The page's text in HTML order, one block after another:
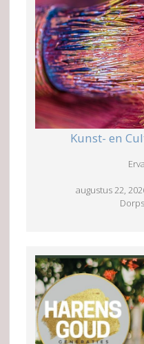
Kunst- en
augustus 22,